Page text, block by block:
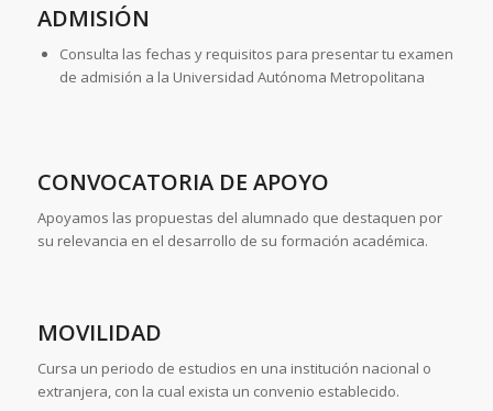
ADMISIÓN
Consulta las fechas y requisitos para presentar tu examen
de admisión a la Universidad Autónoma Metropolitana
CONVOCATORIA DE APOYO
Apoyamos las propuestas del alumnado que destaquen por
su relevancia en el desarrollo de su formación académica.
MOVILIDAD
Cursa un periodo de estudios en una institución nacional o
extranjera, con la cual exista un convenio establecido.